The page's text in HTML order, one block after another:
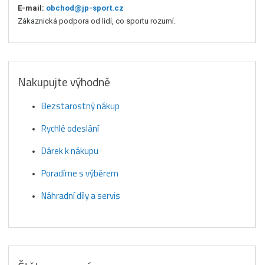
E-mail: obchod@jp-sport.cz
Zákaznická podpora od lidí, co sportu rozumí.
Nakupujte výhodně
Bezstarostný nákup
Rychlé odeslání
Dárek k nákupu
Poradíme s výběrem
Náhradní díly a servis